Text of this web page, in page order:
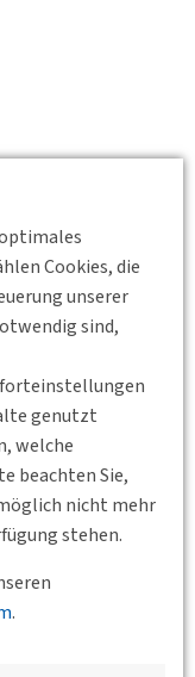
Cookies, die
unserer
sind,
genutzt
welche
beachten Sie,
nicht mehr
stehen.
.